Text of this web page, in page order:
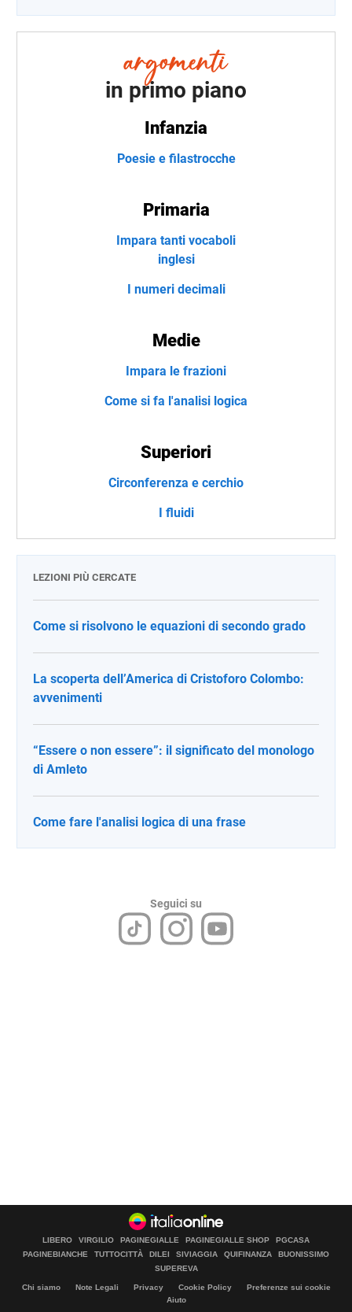
in primo piano
Infanzia
Poesie e filastrocche
Primaria
Impara tanti vocaboli
inglesi
I numeri decimali
Medie
Impara le frazioni
Come si fa l'analisi logica
Superiori
Circonferenza e cerchio
I fluidi
LEZIONI PIÙ CERCATE
Come si risolvono le equazioni di secondo grado
La scoperta dell’America di Cristoforo Colombo:
avvenimenti
“Essere o non essere”: il significato del monologo
di Amleto
Come fare l'analisi logica di una frase
Seguici su
LIBERO VIRGILIO PAGINEGIALLE PAGINEGIALLE SHOP
PGCASA
PAGINEBIANCHE
TUTTOCITTÀ DILEI SIVIAGGIA QUIFINANZA
BUONISSIMO
SUPEREVA
Chi siamo Note Legali Privacy Cookie Policy
Preferenze sui cookie
Aiuto